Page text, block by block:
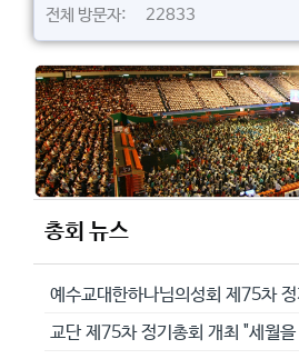
전체 방문자: 22833
총회 뉴스